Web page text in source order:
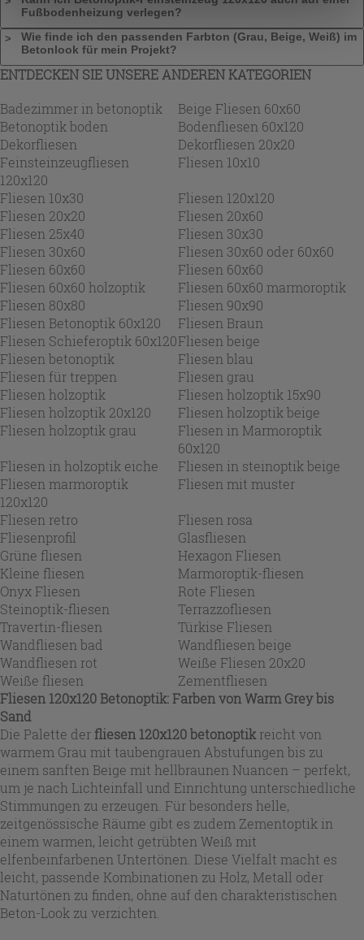
„Cookies akzeptieren“ gegeben werden. Wenn Sie auf
die Schaltfläche "X" klicken, können Sie das Surfen erst
nach der Installation der technischen Cookies fortsetzen.
Fußbodenheizung verlegen?
Wie finde ich den passenden Farbton (Grau, Beige, Weiß) im
Betonlook für mein Projekt?
ENTDECKEN SIE UNSERE ANDEREN KATEGORIEN
Badezimmer in betonoptik
Beige Fliesen 60x60
Betonoptik boden
Bodenfliesen 60x120
Dekorfliesen
Dekorfliesen 20x20
Feinsteinzeugfliesen
120x120
Fliesen 10x10
Fliesen 10x30
Fliesen 120x120
Fliesen 20x20
Fliesen 20x60
Fliesen 25x40
Fliesen 30x30
Fliesen 30x60
Fliesen 30x60 oder 60x60
Fliesen 60x60
Fliesen 60x60
Fliesen 60x60 holzoptik
Fliesen 60x60 marmoroptik
Fliesen 80x80
Fliesen 90x90
Fliesen Betonoptik 60x120
Fliesen Braun
Fliesen Schieferoptik 60x120Fliesen beige
Fliesen betonoptik
Fliesen blau
Fliesen für treppen
Fliesen grau
Fliesen holzoptik
Fliesen holzoptik 15x90
Fliesen holzoptik 20x120
Fliesen holzoptik beige
Fliesen holzoptik grau
Fliesen in Marmoroptik
60x120
Fliesen in holzoptik eiche
Fliesen in steinoptik beige
Fliesen marmoroptik
120x120
Fliesen mit muster
Fliesen retro
Fliesen rosa
Fliesenprofil
Glasfliesen
Grüne fliesen
Hexagon Fliesen
Kleine fliesen
Marmoroptik-fliesen
Onyx Fliesen
Rote Fliesen
Steinoptik-fliesen
Terrazzofliesen
Travertin-fliesen
Türkise Fliesen
Wandfliesen bad
Wandfliesen beige
Wandfliesen rot
Weiße Fliesen 20x20
Weiße fliesen
Zementfliesen
Fliesen 120x120 Betonoptik: Farben von Warm Grey bis
Sand
Die Palette der fliesen 120x120 betonoptik reicht von
warmem Grau mit taubengrauen Abstufungen bis zu
einem sanften Beige mit hellbraunen Nuancen – perfekt,
um je nach Lichteinfall und Einrichtung unterschiedliche
Stimmungen zu erzeugen. Für besonders helle,
zeitgenössische Räume gibt es zudem Zementoptik in
einem warmen, leicht getrübten Weiß mit
elfenbeinfarbenen Untertönen. Diese Vielfalt macht es
leicht, passende Kombinationen zu Holz, Metall oder
Naturtönen zu finden, ohne auf den charakteristischen
Beton-Look zu verzichten.